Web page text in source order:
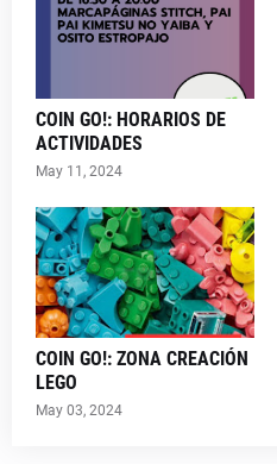
COIN GO!: HORARIOS DE
ACTIVIDADES
May 11, 2024
COIN GO!: ZONA CREACIÓN
LEGO
May 03, 2024